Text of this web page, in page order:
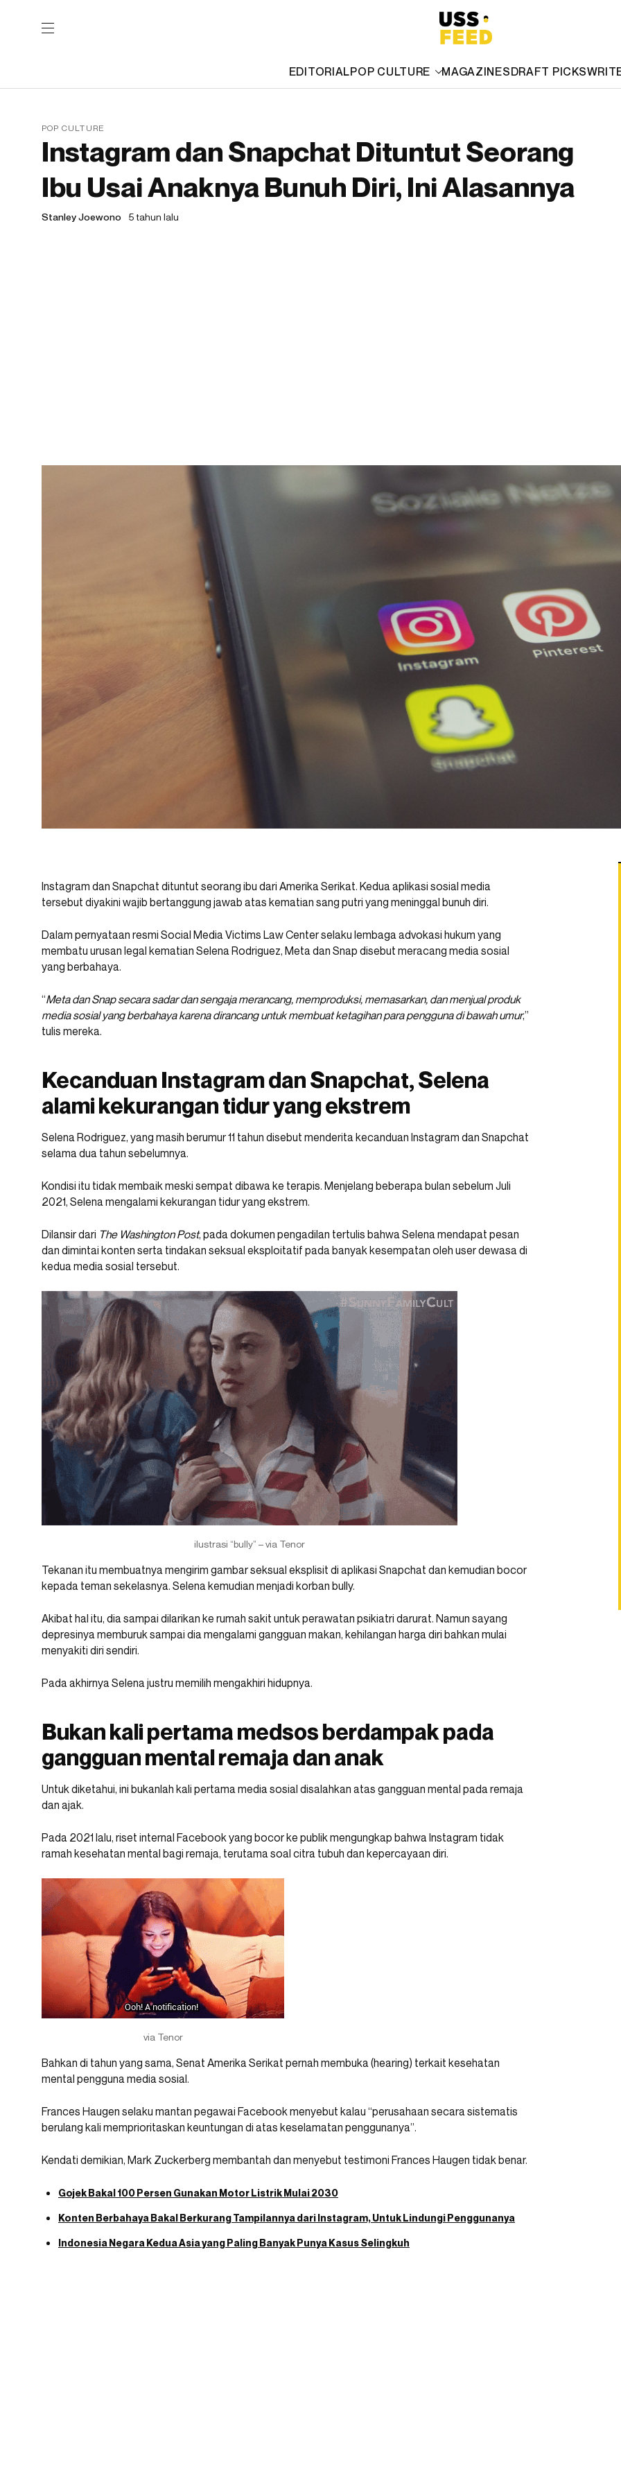
EDITORIALPOP CULTURE MAGAZINESDRAFT PICKS
POP CULTURE
Instagram dan Snapchat Dituntut Seorang
Ibu Usai Anaknya Bunuh Diri, Ini Alasannya
Stanley Joewono 5 tahun lalu
Instagram dan Snapchat dituntut seorang ibu dari Amerika Serikat. Kedua aplikasi sosial media
tersebut diyakini wajib bertanggung jawab atas kematian sang putri yang meninggal bunuh diri.
Dalam pernyataan resmi Social Media Victims Law Center selaku lembaga advokasi hukum yang
membatu urusan legal kematian Selena Rodriguez, Meta dan Snap disebut meracang media sosial
yang berbahaya.
“Meta dan Snap secara sadar dan sengaja merancang, memproduksi, memasarkan, dan menjual produk
media sosial yang berbahaya karena dirancang untuk membuat ketagihan para pengguna di bawah umur,”
tulis mereka.
Kecanduan Instagram dan Snapchat, Selena
alami kekurangan tidur yang ekstrem
Selena Rodriguez, yang masih berumur 11 tahun disebut menderita kecanduan Instagram dan Snapchat
selama dua tahun sebelumnya.
Kondisi itu tidak membaik meski sempat dibawa ke terapis. Menjelang beberapa bulan sebelum Juli
2021, Selena mengalami kekurangan tidur yang ekstrem.
Dilansir dari The Washington Post, pada dokumen pengadilan tertulis bahwa Selena mendapat pesan
dan dimintai konten serta tindakan seksual eksploitatif pada banyak kesempatan oleh user dewasa di
kedua media sosial tersebut.
ilustrasi “bully” – via Tenor
Tekanan itu membuatnya mengirim gambar seksual eksplisit di aplikasi Snapchat dan kemudian bocor
kepada teman sekelasnya. Selena kemudian menjadi korban bully.
Akibat hal itu, dia sampai dilarikan ke rumah sakit untuk perawatan psikiatri darurat. Namun sayang
depresinya memburuk sampai dia mengalami gangguan makan, kehilangan harga diri bahkan mulai
menyakiti diri sendiri.
Pada akhirnya Selena justru memilih mengakhiri hidupnya.
Bukan kali pertama medsos berdampak pada
gangguan mental remaja dan anak
Untuk diketahui, ini bukanlah kali pertama media sosial disalahkan atas gangguan mental pada remaja
dan ajak.
Pada 2021 lalu, riset internal Facebook yang bocor ke publik mengungkap bahwa Instagram tidak
ramah kesehatan mental bagi remaja, terutama soal citra tubuh dan kepercayaan diri.
via Tenor
Bahkan di tahun yang sama, Senat Amerika Serikat pernah membuka (hearing) terkait kesehatan
mental pengguna media sosial.
Frances Haugen selaku mantan pegawai Facebook menyebut kalau “perusahaan secara sistematis
berulang kali memprioritaskan keuntungan di atas keselamatan penggunanya”.
Kendati demikian, Mark Zuckerberg membantah dan menyebut testimoni Frances Haugen tidak benar.
Gojek Bakal 100 Persen Gunakan Motor Listrik Mulai 2030
Konten Berbahaya Bakal Berkurang Tampilannya dari Instagram, Untuk Lindungi Penggunanya
Indonesia Negara Kedua Asia yang Paling Banyak Punya Kasus Selingkuh